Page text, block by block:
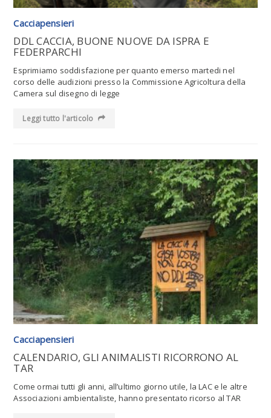
Cacciapensieri
DDL CACCIA, BUONE NUOVE DA ISPRA E
FEDERPARCHI
Esprimiamo soddisfazione per quanto emerso martedi nel
corso delle audizioni presso la Commissione Agricoltura della
Camera sul disegno di legge
Leggi tutto l'articolo
Leggi tutto l'articolo
Cacciapensieri
CALENDARIO, GLI ANIMALISTI RICORRONO AL
TAR
Come ormai tutti gli anni, all’ultimo giorno utile, la LAC e le altre
Associazioni ambientaliste, hanno presentato ricorso al TAR